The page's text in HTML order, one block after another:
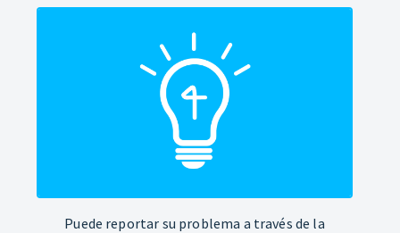
Puede reportar su problema a través de la